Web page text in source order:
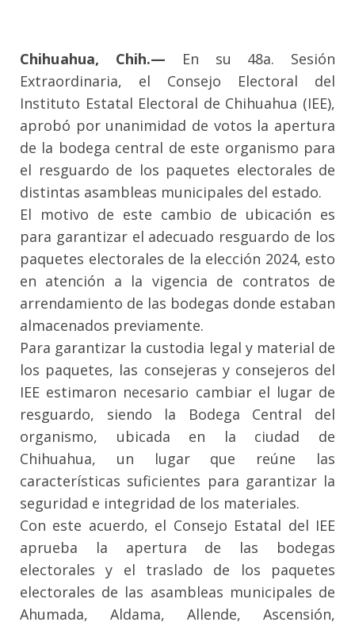
Chihuahua, Chih.—
En su 48a. Sesión
Extraordinaria, el Consejo Electoral del
Instituto Estatal Electoral de Chihuahua (IEE),
aprobó por unanimidad de votos la apertura
de la bodega central de este organismo para
el resguardo de los paquetes electorales de
distintas asambleas municipales del estado.
El motivo de este cambio de ubicación es
para garantizar el adecuado resguardo de los
paquetes electorales de la elección 2024, esto
en atención a la vigencia de contratos de
arrendamiento de las bodegas donde estaban
almacenados previamente.
Para garantizar la custodia legal y material de
los paquetes, las consejeras y consejeros del
IEE estimaron necesario cambiar el lugar de
resguardo, siendo la Bodega Central del
organismo, ubicada en la ciudad de
Chihuahua, un lugar que reúne las
características suficientes para garantizar la
seguridad e integridad de los materiales.
Con este acuerdo, el Consejo Estatal del IEE
aprueba la apertura de las bodegas
electorales y el traslado de los paquetes
electorales de las asambleas municipales de
Ahumada, Aldama, Allende, Ascensión,